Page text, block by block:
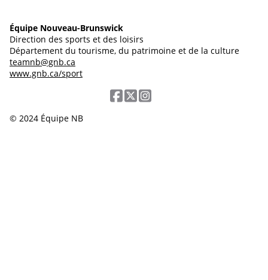
Équipe Nouveau-Brunswick
Direction des sports et des loisirs
Département du tourisme, du patrimoine et de la culture
teamnb@gnb.ca
www.gnb.ca/sport
© 2024 Équipe NB